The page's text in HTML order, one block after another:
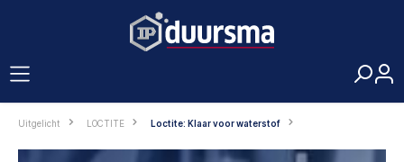
Uitgelicht LOCTITE Loctite: Klaar voor waterstof